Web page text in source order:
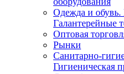
Одежда и обувь.
Галантерейные
Оптовая
Рынки
Санитарно-
Гигиеническая